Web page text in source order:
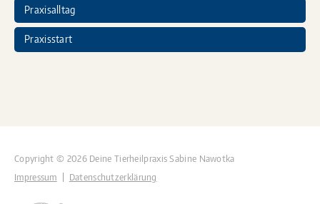
Praxisalltag
Praxisstart
Copyright © 2026 Deine Tierheilpraxis Sabine Nawotka
Impressum
Datenschutzerklärung